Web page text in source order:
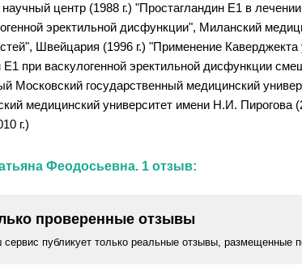
научный центр (1988 г.) "Простагландин Е1 в
эректильной дисфункции", Миланский
Швейцария (1996 г.) "Применение
при васкулогенной эректильной дисфункции
Московский государственный медицинский
медицинский университет имени Н.И. Пирогова
г.)
Феодосьевна. 1 отзыв:
проверенные отзывы
сервис публикует только реальные отзывы, размещенные